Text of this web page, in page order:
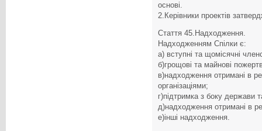
основі.
2.Керівники проектів
Стаття 45.Надходження.
Надходженням Спілки є:
а) вступні та щомісячні
б)грощові та майнові
в)надходження отримані в
організаціями;
г)підтримка з боку держави
д)надходження отримані в
е)інші надходження.